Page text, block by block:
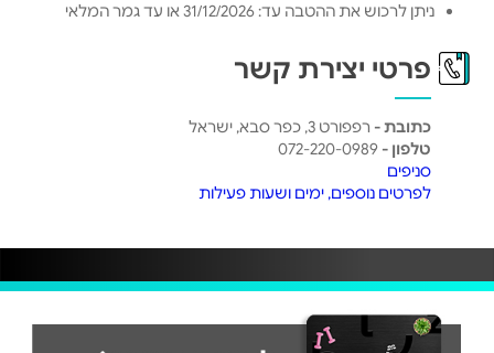
ניתן לרכוש את ההטבה עד: 31/12/2026 או עד גמר המלאי
פרטי יצירת קשר
כתובת - רפפורט 3, כפר סבא, ישראל
טלפון -072-220-0989
סניפים
לפרטים נוספים, ימים ושעות פעילות